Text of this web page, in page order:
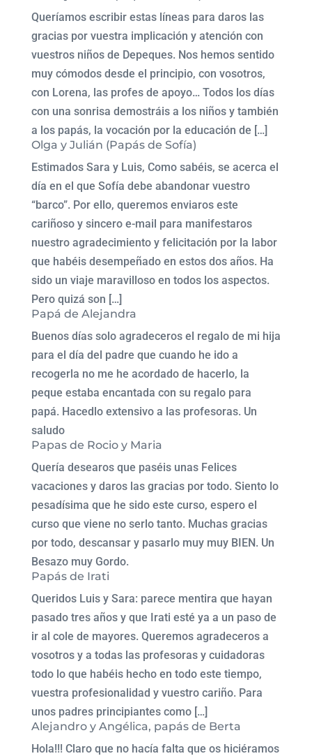
Queríamos escribir estas líneas para daros las
gracias por vuestra implicación y atención con
vuestros niños de Depeques. Nos hemos sentido
muy cómodos desde el principio, con vosotros,
con Lorena, las profes de apoyo… Todos los días
con una sonrisa demostráis a los niños y también
a los papás, la vocación por la educación de […]
Olga y Julián (Papás de Sofía)
Estimados Sara y Luis, Como sabéis, se acerca el
día en el que Sofía debe abandonar vuestro
“barco”. Por ello, queremos enviaros este
cariñoso y sincero e-mail para manifestaros
nuestro agradecimiento y felicitación por la labor
que habéis desempeñado en estos dos años. Ha
sido un viaje maravilloso en todos los aspectos.
Pero quizá son […]
Papá de Alejandra
Buenos días solo agradeceros el regalo de mi hija
para el día del padre que cuando he ido a
recogerla no me he acordado de hacerlo, la
peque estaba encantada con su regalo para
papá. Hacedlo extensivo a las profesoras. Un
saludo
Papas de Rocio y Maria
Quería desearos que paséis unas Felices
vacaciones y daros las gracias por todo. Siento lo
pesadísima que he sido este curso, espero el
curso que viene no serlo tanto. Muchas gracias
por todo, descansar y pasarlo muy muy BIEN. Un
Besazo muy Gordo.
Papás de Irati
Queridos Luis y Sara: parece mentira que hayan
pasado tres años y que Irati esté ya a un paso de
ir al cole de mayores. Queremos agradeceros a
vosotros y a todas las profesoras y cuidadoras
todo lo que habéis hecho en todo este tiempo,
vuestra profesionalidad y vuestro cariño. Para
unos padres principiantes como […]
Alejandro y Angélica, papás de Berta
Hola!!! Claro que no hacía falta que os hiciéramos